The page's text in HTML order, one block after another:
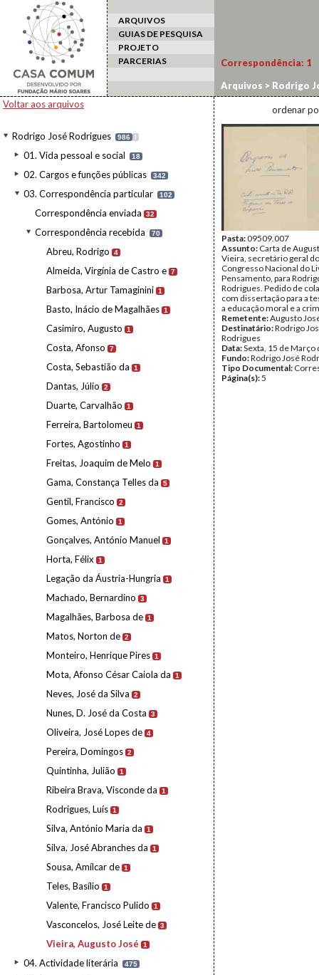
ARQUIVOS
GUIAS DE PESQUISA
PROJETO
PARCERIAS
Voltar aos arquivos
Rodrigo José Rodrigues 986 I
01. Vida pessoal e social 18
02. Cargos e funções públicas 342
03. Correspondência particular 102
Correspondência enviada 32
Correspondência recebida 70
Abreu, Rodrigo 4
Almeida, Virgínia de Castro e 7
Barbosa, Artur Tamaginini 1
Basto, Inácio de Magalhães 1
Casimiro, Augusto 1
Costa, Afonso 7
Costa, Sebastião da 1
Dantas, Júlio 2
Duarte, Carvalhão 1
Ferreira, Bartolomeu 1
Fortes, Agostinho 1
Freitas, Joaquim de Melo 1
Gama, Constança Telles da 5
Gentil, Francisco 2
Gomes, António 1
Gonçalves, António Manuel 1
Horta, Félix 1
Legação da Áustria-Hungria 1
Machado, Bernardino 3
Magalhães, Barbosa de 1
Matos, Norton de 2
Monteiro, Henrique Pires 1
Mota, Afonso César Caiola da 1
Neves, José da Silva 2
Nunes, D. José da Costa 3
Oliveira, José Lopes de 4
Pereira, Domingos 2
Quintinha, Julião 1
Ribeira Brava, Visconde da 1
Rodrigues, Luís 1
Silva, António Maria da 1
Silva, José Abranches da 1
Sousa, Amílcar de 1
Teles, Basílio 1
Valente, Francisco Pulido 1
Vasconcelos, José Leite de 3
Vieira, Augusto José 1
04. Actividade literária 475
Correspondência: 1
Arquivos > Rodrigo
Augusto José
ordenar
Pasta:09509.007
Assunto: Carta de
Vieira, secretário geral
Congresso Nacional do
Pensamento, para
Rodrigues. Pedido de
com dissertação para a
a educação moral e a
Remetente:Augusto
Destinatário:Rodrigo
Rodrigues
Data:Sexta, 15 de Março
Fundo:Rodrigo José
Tipo Documental:
Página(s):5